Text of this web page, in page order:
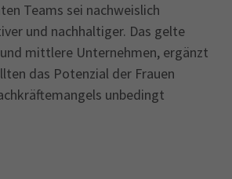
Teams sei nachweislich
und nachhaltiger. Das gelte
mittlere Unternehmen, ergänzt
das Potenzial der Frauen
unbedingt